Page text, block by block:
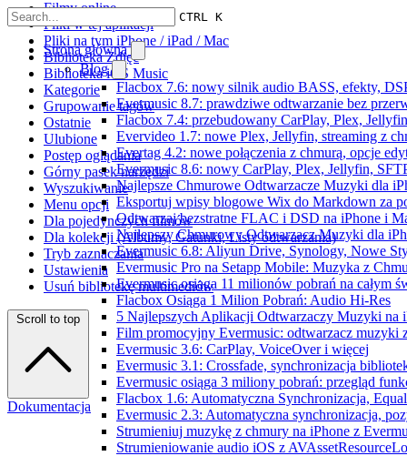
CTRL K
Strona główna
Blog
Flacbox 7.6: nowy silnik audio BASS, efekty,
Evermusic 8.7: prawdziwe odtwarzanie bez
Flacbox 7.4: przebudowany CarPlay, Plex,
Evervideo 1.7: nowe Plex, Jellyfin, streaming z
Evertag 4.2: nowe połączenia z chmurą, opcje
Evermusic 8.6: nowy CarPlay, Plex, Jellyfin,
Najlepsze Chmurowe Odtwarzacze Muzyki dla
Eksportuj wpisy blogowe Wix do Markdown za
Odtwarzaj bezstratne FLAC i DSD na iPhone i
Najlepszy Chmurowy Odtwarzacz Muzyki dla
Evermusic 6.8: Aliyun Drive, Synology, Nowe
Evermusic Pro na Setapp Mobile: Muzyka z
Evermusic osiąga 11 milionów pobrań na całym
Flacbox Osiąga 1 Milion Pobrań: Audio Hi-Res
5 Najlepszych Aplikacji Odtwarzaczy Muzyki na
Film promocyjny Evermusic: odtwarzacz muzyki
Evermusic 3.6: CarPlay, VoiceOver i więcej
Evermusic 3.1: Crossfade, synchronizacja
Evermusic osiąga 3 miliony pobrań: przegląd
Flacbox 1.6: Automatyczna Synchronizacja,
Evermusic 2.3: Automatyczna synchronizacja,
Strumieniuj muzykę z chmury na iPhone z
Strumieniowanie audio iOS z
Filmy online
Pliki w tej aplikacji
Pliki na tym iPhone / iPad / Mac
Biblioteka Zdjęć
Biblioteka iOS Music
Kategorie
Grupowanie tagów
Ostatnie
Ulubione
Postęp oglądania
Górny pasek narzędzi
Wyszukiwanie
Menu opcji
Dla pojedynczych filmów
Dla kolekcji (Albumy, Gatunki, Listy odtwarzania)
Tryb zaznaczania
Ustawienia
Usuń bibliotekę multimediów
Scroll to top
Dokumentacja